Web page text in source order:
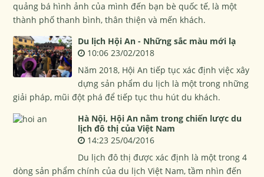
quảng bá hình ảnh của mình đến bạn bè quốc tế, là một
thành phố thanh bình, thân thiện và mến khách.
Du lịch Hội An - Những sắc màu mới lạ
10:06 23/02/2018
Năm 2018, Hội An tiếp tục xác định việc xây
dựng sản phẩm du lịch là một trong những
giải pháp, mũi đột phá để tiếp tục thu hút du khách.
Hà Nội, Hội An nằm trong chiến lược du
lịch đô thị của Việt Nam
14:23 25/04/2016
Du lịch đô thị được xác định là một trong 4
dòng sản phẩm chính của du lịch Việt Nam, tầm nhìn đến